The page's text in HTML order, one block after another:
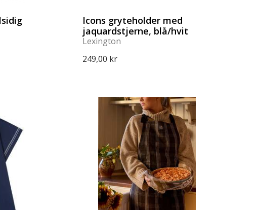
Icons gryteholder med
jaquardstjerne, blå/hvit
Lexington
249,00 kr